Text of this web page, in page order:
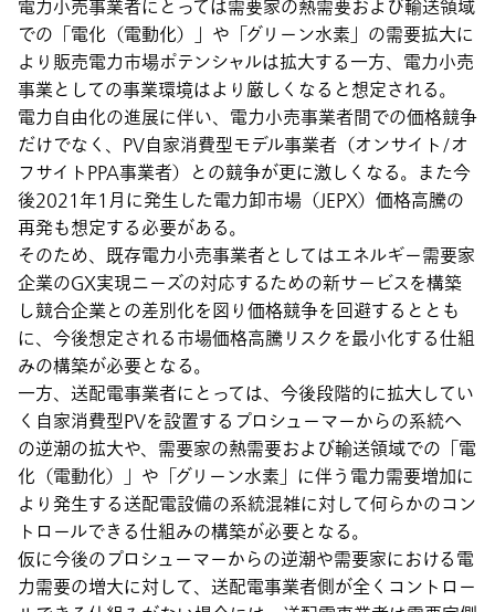
電力小売事業者にとっては需要家の熱需要および輸送領域
での「電化（電動化）」や「グリーン水素」の需要拡大に
より販売電力市場ポテンシャルは拡大する一方、電力小売
事業としての事業環境はより厳しくなると想定される。
電力自由化の進展に伴い、電力小売事業者間での価格競争
だけでなく、PV自家消費型モデル事業者（オンサイト/オ
フサイトPPA事業者）との競争が更に激しくなる。また今
後2021年1月に発生した電力卸市場（JEPX）価格高騰の
再発も想定する必要がある。
そのため、既存電力小売事業者としてはエネルギー需要家
企業のGX実現ニーズの対応するための新サービスを構築
し競合企業との差別化を図り価格競争を回避するととも
に、今後想定される市場価格高騰リスクを最小化する仕組
みの構築が必要となる。
一方、送配電事業者にとっては、今後段階的に拡大してい
く 自家消費型PVを設置するプロシューマーからの系統へ
の逆潮の拡大や、需要家の熱需要および輸送領域での「電
化（電動化）」や「グリーン水素」に伴う電力需要増加に
より発生する送配電設備の系統混雑に対して何らかのコン
トロールできる仕組みの構築が必要となる。
仮に今後のプロシューマーからの逆潮や需要家における電
力需要の増大に対して、送配電事業者側が全くコントロー